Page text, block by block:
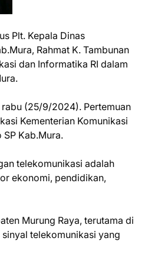
Plt. Kepala Dinas
Rahmat K. Tambunan
dan Informatika RI dalam
rabu (25/9/2024). Pertemuan
Kementerian Komunikasi
Kab.Mura.
telekomunikasi adalah
ekonomi, pendidikan,
Murung Raya, terutama di
telekomunikasi yang